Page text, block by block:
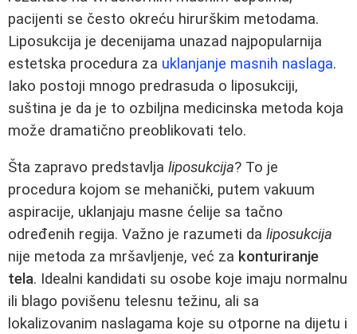
pacijenti se često okreću hirurškim metodama.
Liposukcija je decenijama unazad najpopularnija
estetska procedura za uklanjanje masnih naslaga.
Iako postoji mnogo predrasuda o liposukciji,
suština je da je to ozbiljna medicinska metoda koja
može dramatično preoblikovati telo.
Šta zapravo predstavlja liposukcija? To je
procedura kojom se mehanički, putem vakuum
aspiracije, uklanjaju masne ćelije sa tačno
određenih regija. Važno je razumeti da liposukcija
nije metoda za mršavljenje, već za konturiranje
tela. Idealni kandidati su osobe koje imaju normalnu
ili blago povišenu telesnu težinu, ali sa
lokalizovanim naslagama koje su otporne na dijetu i